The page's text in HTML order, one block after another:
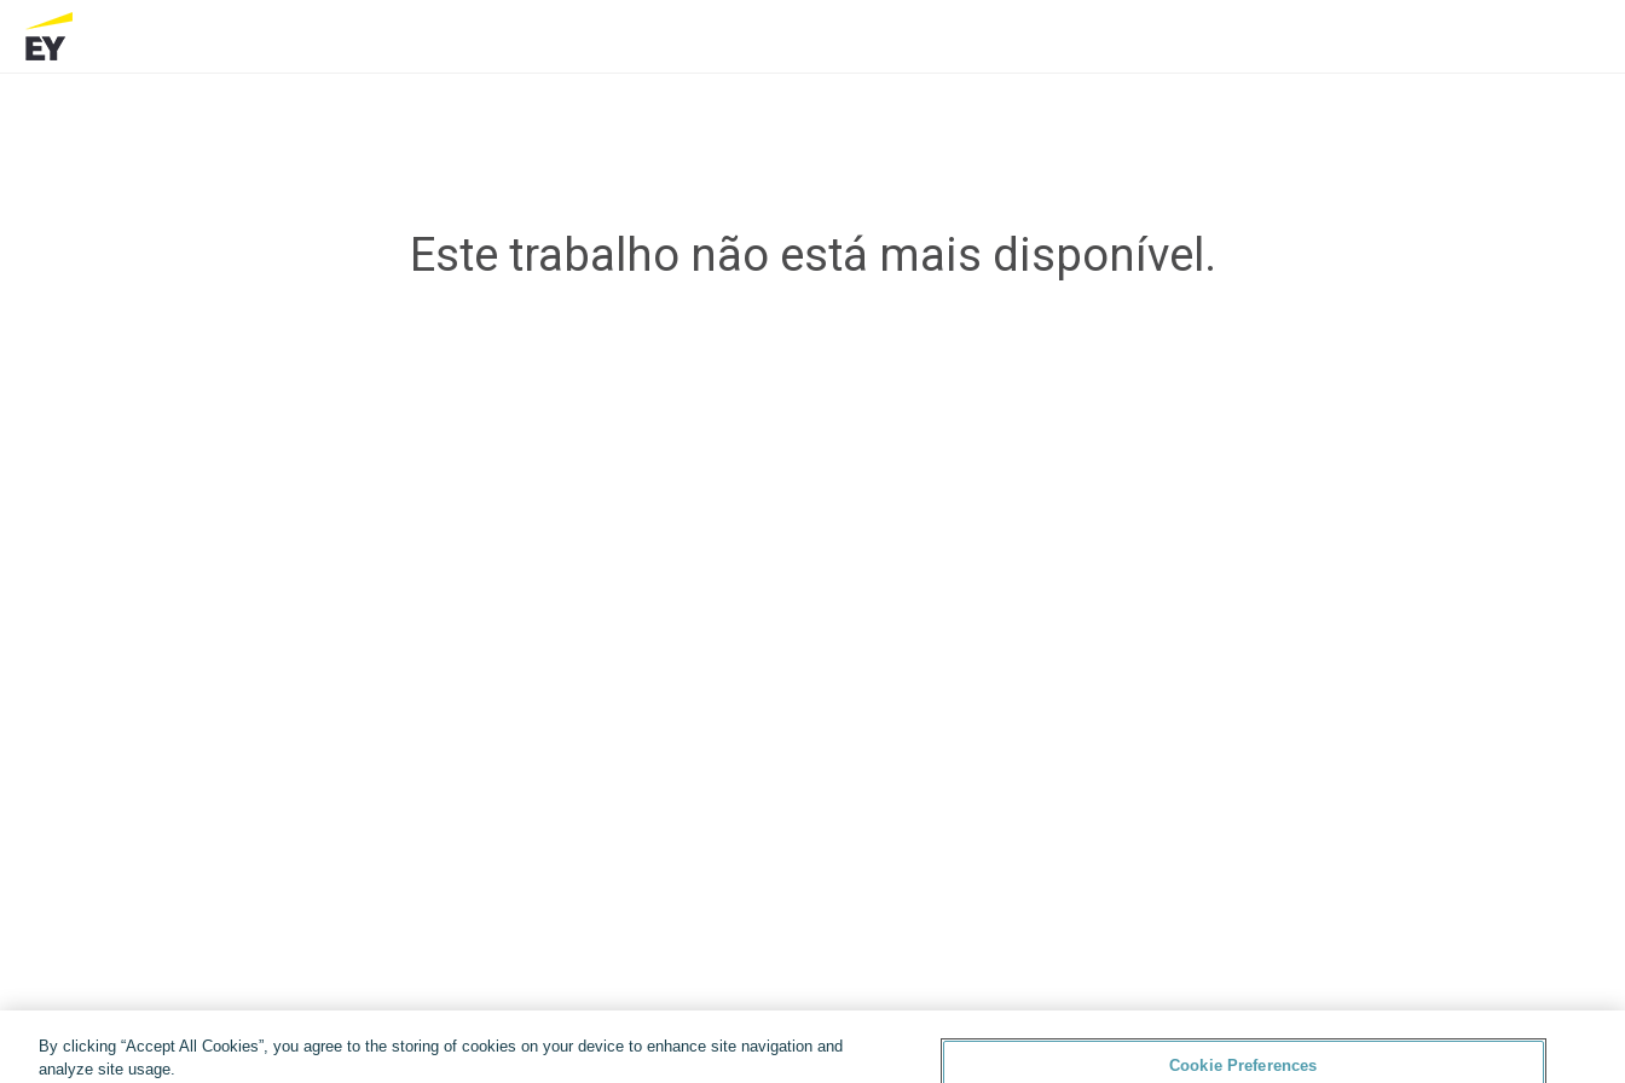
Este trabalho não está mais disponível.
By clicking “Accept All Cookies”, you agree to the storing of cookies on your device to enhance site navigation and
analyze site usage.
Cookie Preferences